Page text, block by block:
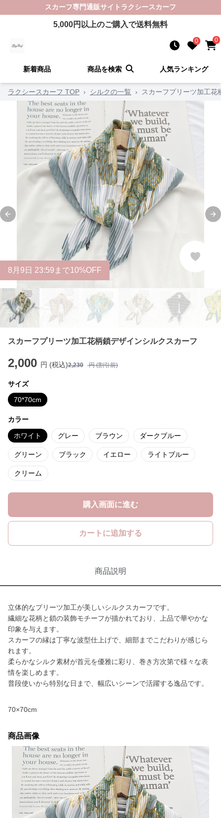
スカーフ専門通販サイト ラクシースカーフ
5,000円以上のご購入で送料無料
0 0
新着商品 商品を検索 人気ランキング
ラクシースカーフ TOP › シルクの一覧 › スカーフプリーツ加工
Previous slide
8 月 9 日 23:59まで10%OFF
スカーフプリーツ加工花柄鎖デザインシルクスカーフ
2,000 円 (税込)2,230 円 (割引前)
サイズ
70*70cm
カラー
ホワイト グレー ブラウン ダークブルー
グリーン ブラック イエロー ライトブルー
クリーム
購入画面に進む
カートに追加する
商品説明
立体的なプリーツ加工が美しいシルクスカーフです。
繊細な花柄と鎖の装飾モチーフが描かれており、上品で華やかな
印象を与えます。
スカーフの縁は丁寧な波型仕上げで、細部までこだわりが感じら
れます。
柔らかなシルク素材が首元を優雅に彩り、巻き方次第で様々な表
情を楽しめます。
普段使いから特別な日まで、幅広いシーンで活躍する逸品です。
70×70cm
商品画像